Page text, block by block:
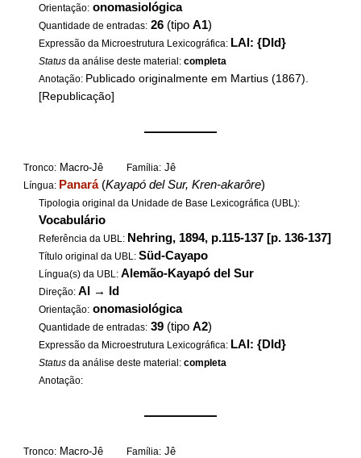
Orientação: onomasiológica
Quantidade de entradas: 26 (tipoA1)
Expressão da Microestrutura Lexicográfica: LAl: {DId}
Status da análise deste material:completa
Anotação: Publicado originalmente em Martius (1867).
[Republicação]
——————
Tronco: Macro-Jê Família: Jê
Língua: Panará(Kayapó del Sur, Kren-akarôre)
Tipologia original da Unidade de Base Lexicográfica (UBL):
Vocabulário
Referência da UBL: Nehring, 1894, p.115-137 [p. 136-137]
Título original da UBL:Süd-Cayapo
Língua(s) da UBL:Alemão-Kayapó del Sur
Direção:Al → Id
Orientação: onomasiológica
Quantidade de entradas: 39 (tipoA2)
Expressão da Microestrutura Lexicográfica: LAl: {DId}
Status da análise deste material:completa
Anotação:
——————
Tronco: Macro-Jê Família: Jê